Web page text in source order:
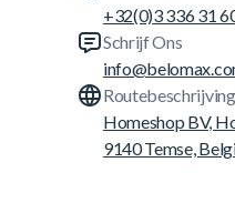
+32(0)3 336 31
Schrijf Ons
Homeshop BV,
9140 Temse,